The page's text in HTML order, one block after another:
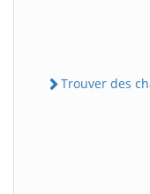
Trouver des